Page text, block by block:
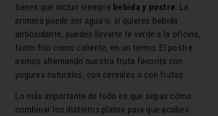
tienes que incluir siempre bebida y postre. La
primera puede ser agua o, si quieres bebida
antioxidante, puedes llevarte té verde a la oficina,
tanto frío como caliente, en un termo. El postre
iremos alternando nuestra fruta favorita con
yogures naturales, con cereales o con frutas.
Lo más importante de todo es que sepas cómo
combinar los distintos platos para que acabes